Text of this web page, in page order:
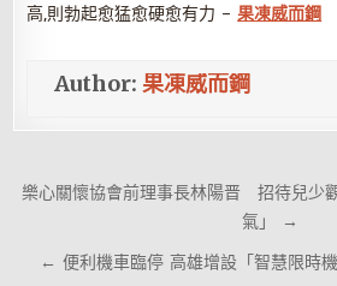
高,則勃起愈猛愈硬愈有力 –果凍威而鋼
Author:果凍威而鋼
文
導
樂心關懷協會前理事長林陽晋 招待兒少
氣」 →
← 便利機車臨停 高雄增設「智慧限時